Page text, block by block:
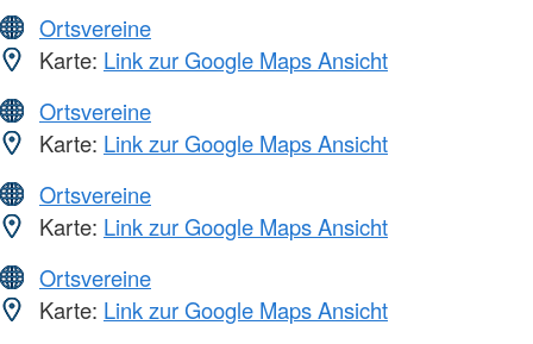
Ortsvereine
Karte: Link zur Google Maps Ansicht
Ortsvereine
Karte: Link zur Google Maps Ansicht
Ortsvereine
Karte: Link zur Google Maps Ansicht
Ortsvereine
Karte: Link zur Google Maps Ansicht